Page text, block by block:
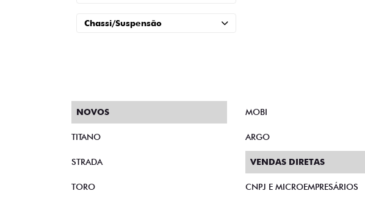
Chassi/Suspensão
NOVOS
TITANO
STRADA
TORO
MOBI
ARGO
VENDAS DIRETAS
CNPJ E MICROEMPRESÁRIOS